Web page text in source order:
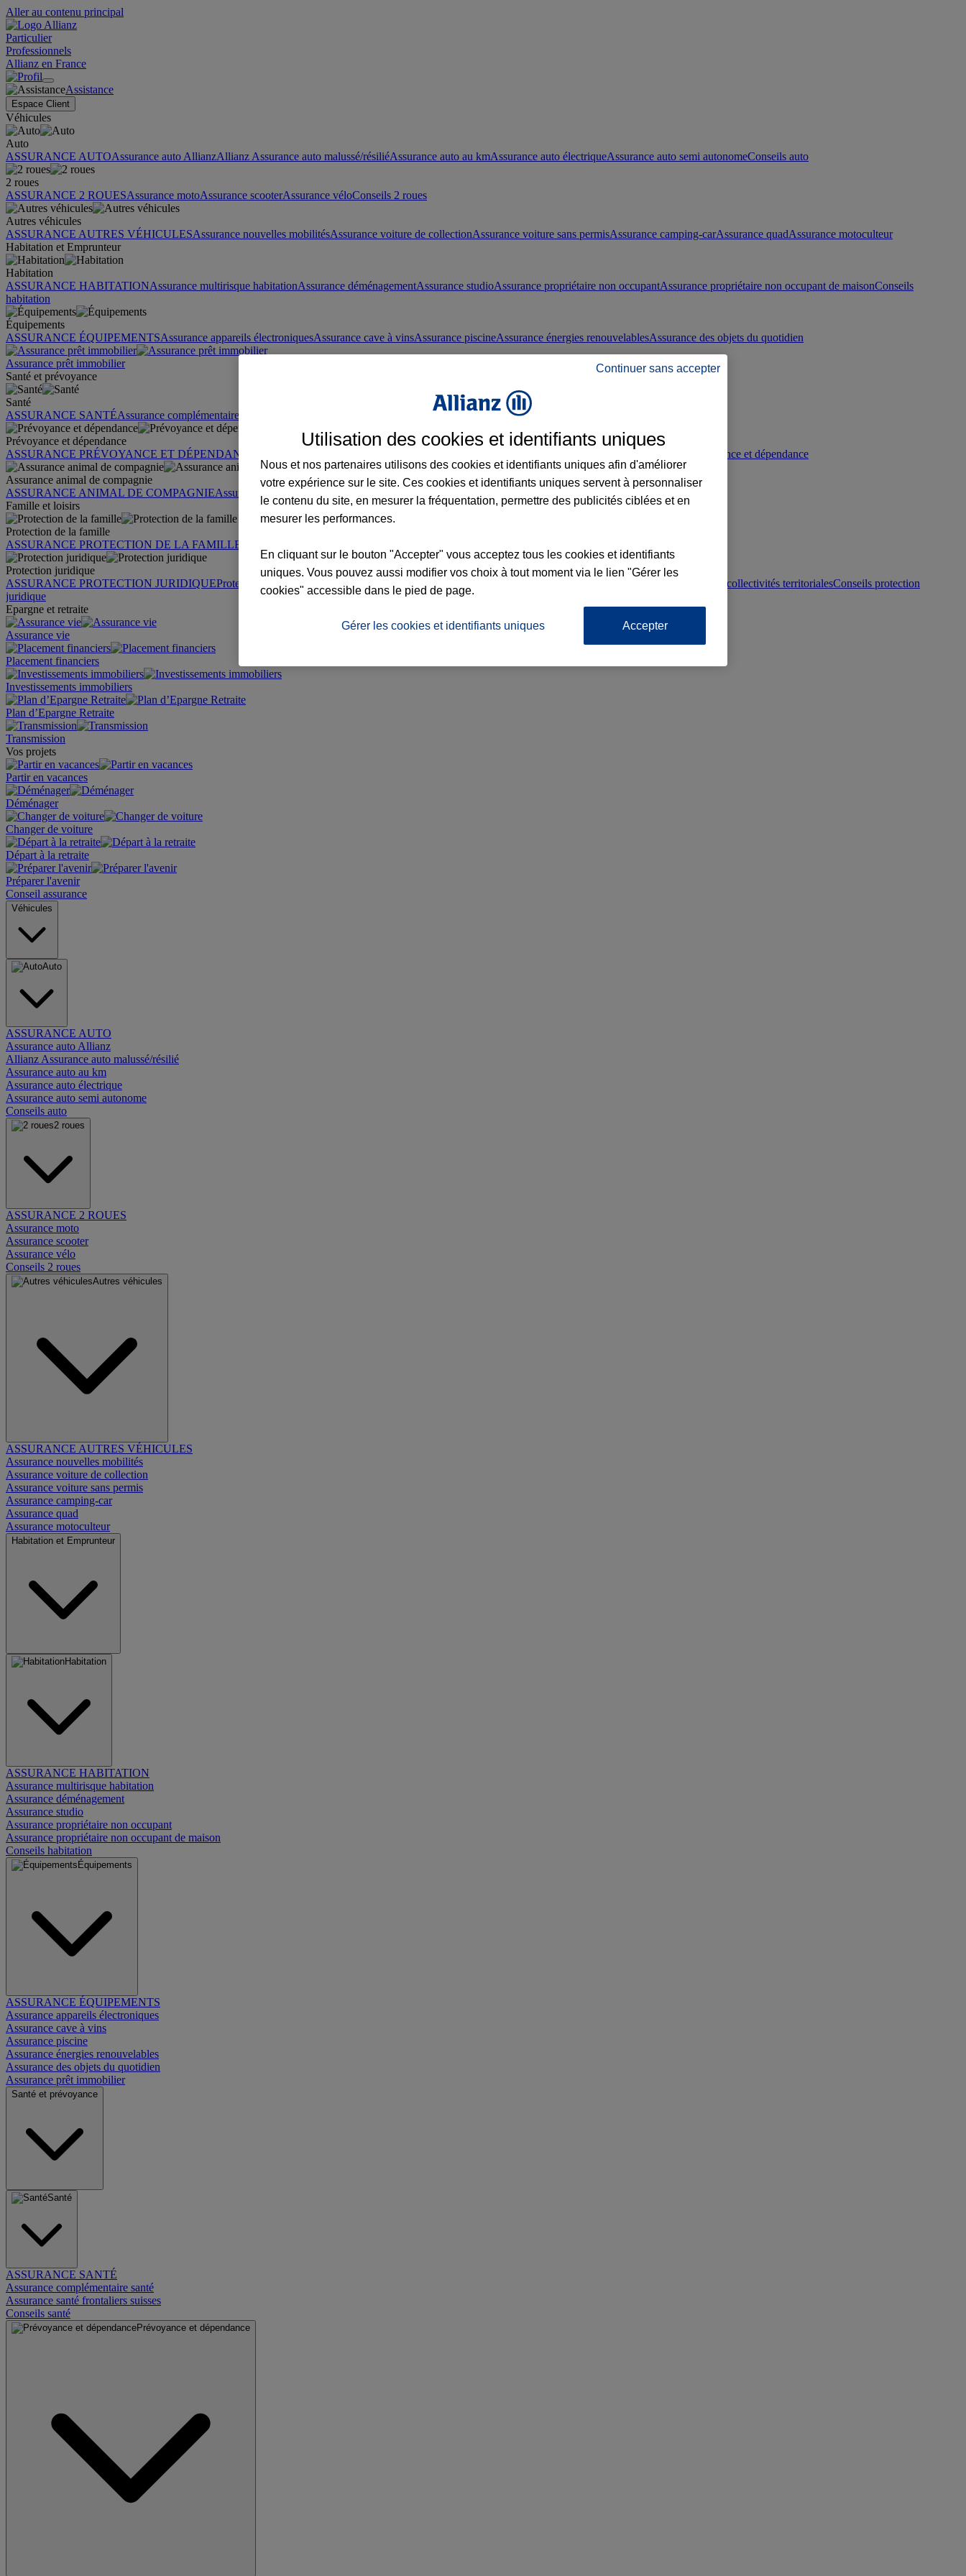
Aller au contenu principal
Particulier
Professionnels
Allianz en France
Assistance
Espace Client
Véhicules
Auto
ASSURANCE AUTOAssurance auto AllianzAllianz Assurance auto malussé/résiliéAssurance auto au kmAssurance auto électriqueAssurance auto semi autonomeConseils auto
2 roues
ASSURANCE 2 ROUESAssurance motoAssurance scooterAssurance véloConseils 2 roues
Autres véhicules
ASSURANCE AUTRES VÉHICULESAssurance nouvelles mobilitésAssurance voiture de collectionAssurance voiture sans permisAssurance camping-carAssurance quadAssurance motoculteur
Habitation et Emprunteur
Habitation
ASSURANCE HABITATIONAssurance multirisque habitationAssurance déménagementAssurance studioAssurance propriétaire non occupantAssurance propriétaire non occupant de maisonConseils
habitation
Équipements
ASSURANCE ÉQUIPEMENTSAssurance appareils électroniquesAssurance cave à vinsAssurance piscineAssurance énergies renouvelablesAssurance des objets du quotidien
Assurance prêt immobilier
Santé et prévoyance
Santé
ASSURANCE SANTÉAssurance complémentaire santé Conseils santé
Prévoyance et dépendance
ASSURANCE PRÉVOYANCE ET DÉPENDANCE
Conseils prévoyance et dépendance
Assurance animal de compagnie
ASSURANCE ANIMAL DE COMPAGNIEAssurance chien Assurance chat
Conseils animal de compagnie
Famille et loisirs
Protection de la famille
ASSURANCE PROTECTION DE LA FAMILLE
Protection juridique
ASSURANCE PROTECTION JURIDIQUEProtection juridique particuliers Protection juridique immobilière Protection juridique collectivités territorialesConseils protection
juridique
Epargne et retraite
Assurance vie
Placement financiers
Investissements immobiliers
Plan d’Epargne Retraite
Transmission
Vos projets
Partir en vacances
Déménager
Changer de voiture
Départ à la retraite
Préparer l'avenir
Conseil assurance
Véhicules
Auto
ASSURANCE AUTO
Assurance auto Allianz
Allianz Assurance auto malussé/résilié
Assurance auto au km
Assurance auto électrique
Assurance auto semi autonome
Conseils auto
2 roues
ASSURANCE 2 ROUES
Assurance moto
Assurance scooter
Assurance vélo
Conseils 2 roues
Autres véhicules
ASSURANCE AUTRES VÉHICULES
Assurance nouvelles mobilités
Assurance voiture de collection
Assurance voiture sans permis
Assurance camping-car
Assurance quad
Assurance motoculteur
Habitation et Emprunteur
Habitation
ASSURANCE HABITATION
Assurance multirisque habitation
Assurance déménagement
Assurance studio
Assurance propriétaire non occupant
Assurance propriétaire non occupant de maison
Conseils habitation
Équipements
ASSURANCE ÉQUIPEMENTS
Assurance appareils électroniques
Assurance cave à vins
Assurance piscine
Assurance énergies renouvelables
Assurance des objets du quotidien
Assurance prêt immobilier
Santé et prévoyance
Santé
ASSURANCE SANTÉ
Assurance complémentaire santé
Assurance santé frontaliers suisses
Conseils santé
Prévoyance et dépendance
Continuer sans accepter
Utilisation des cookies et identifiants uniques
Nous et nos partenaires utilisons des cookies et identifiants uniques afin d'améliorer
votre expérience sur le site. Ces cookies et identifiants uniques servent à personnaliser
le contenu du site, en mesurer la fréquentation, permettre des publicités ciblées et en
mesurer les performances.
En cliquant sur le bouton "Accepter" vous acceptez tous les cookies et identifiants
uniques. Vous pouvez aussi modifier vos choix à tout moment via le lien "Gérer les
cookies" accessible dans le pied de page.
Gérer les cookies et identifiants uniques Accepter